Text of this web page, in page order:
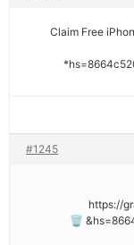
* * * Claim Free
#1245
https://